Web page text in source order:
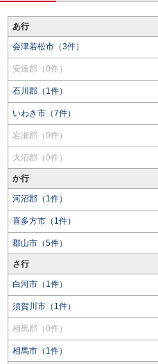
あ行
会津若松市（3件）
安達郡（0件）
石川郡（1件）
いわき市（7件）
岩瀬郡（0件）
大沼郡（0件）
か行
河沼郡（1件）
喜多方市（1件）
郡山市（5件）
さ行
白河市（1件）
須賀川市（1件）
相馬郡（0件）
相馬市（1件）